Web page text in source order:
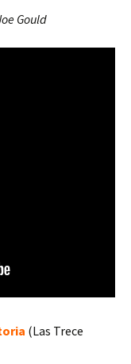
Gould
(Las Trece